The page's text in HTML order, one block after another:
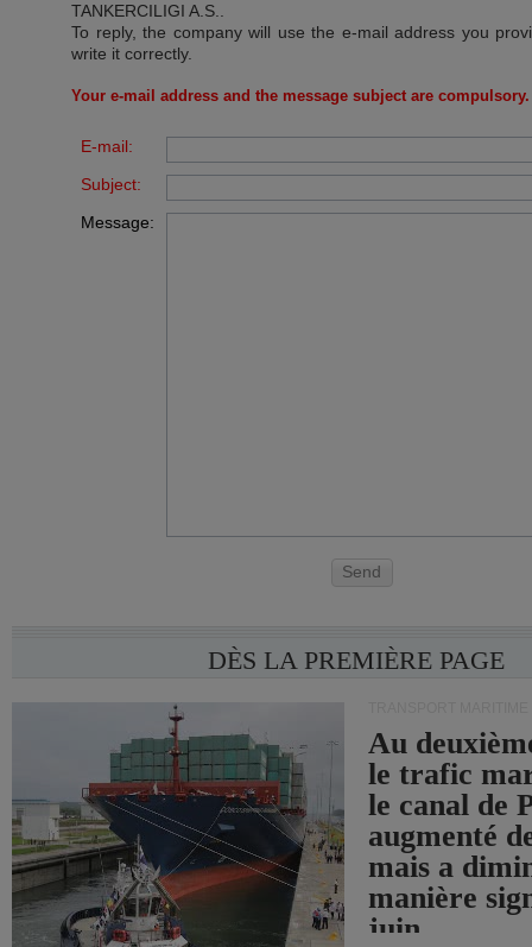
TANKERCILIGI A.S.
To reply, the company will use the e-mail address you
write it correctly.
Your e-mail address and the message subject are compulsory.
E-mail:
Subject:
Message:
Send
DÈS LA PREMIÈRE PAGE
Au
le trafic
le canal de
augmenté
mais a
manière
juin.